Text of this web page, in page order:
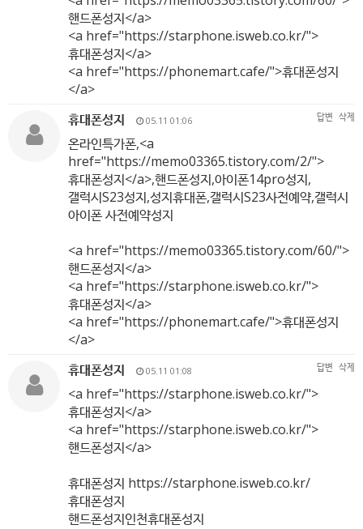
핸드폰성지</a>
<a href="https://starphone.isweb.co.kr/">
휴대폰성지</a>
<a href="https://phonemart.cafe/">휴대폰성지
</a>
휴대폰성지
05.11 01:06 답변 삭제
온라인특가폰,<a
href="https://memo03365.tistory.com/2/">
휴대폰성지</a>,핸드폰성지,아이폰14pro성지,
갤럭시S23성지,성지휴대폰,갤럭시S23사전예약,갤럭시
아이폰 사전예약성지
<a href="https://memo03365.tistory.com/60/">
핸드폰성지</a>
<a href="https://starphone.isweb.co.kr/">
휴대폰성지</a>
<a href="https://phonemart.cafe/">휴대폰성지
</a>
휴대폰성지
05.11 01:08 답변 삭제
<a href="https://starphone.isweb.co.kr/">
휴대폰성지</a>
<a href="https://starphone.isweb.co.kr/">
핸드폰성지</a>
휴대폰성지 https://starphone.isweb.co.kr/
휴대폰성지
핸드폰성지인천휴대폰성지